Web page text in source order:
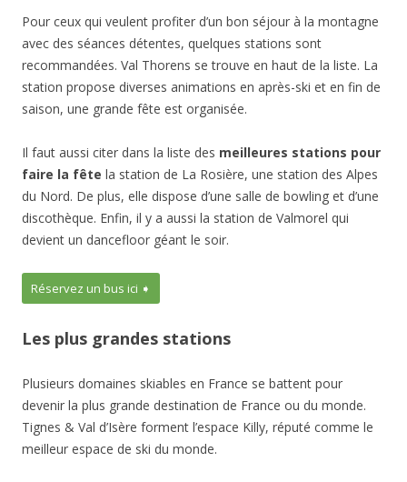
Pour ceux qui veulent profiter d’un bon séjour à la montagne
avec des séances détentes, quelques stations sont
recommandées. Val Thorens se trouve en haut de la liste. La
station propose diverses animations en après-ski et en fin de
saison, une grande fête est organisée.
Il faut aussi citer dans la liste des meilleures stations pour
faire la fête la station de La Rosière, une station des Alpes
du Nord. De plus, elle dispose d’une salle de bowling et d’une
discothèque. Enfin, il y a aussi la station de Valmorel qui
devient un dancefloor géant le soir.
Réservez un bus ici ➧
Les plus grandes stations
Plusieurs domaines skiables en France se battent pour
devenir la plus grande destination de France ou du monde.
Tignes & Val d’Isère forment l’espace Killy, réputé comme le
meilleur espace de ski du monde.